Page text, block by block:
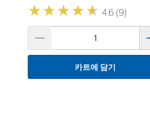
★★★★★
★★★★★ 4.6 (9)
카트에 담기